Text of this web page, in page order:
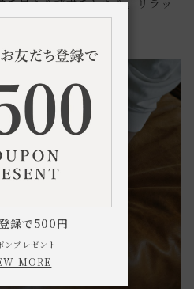
見たり読書をしたり。リラッ
録で500円
ンプレゼント
MORE